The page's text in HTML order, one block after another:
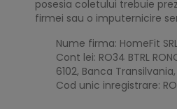
posesia coletului trebuie
firmei sau o imputernicire
Nume firma: HomeFit
Cont lei: RO34 BTRL
6102, Banca
Cod unic inregistrare: